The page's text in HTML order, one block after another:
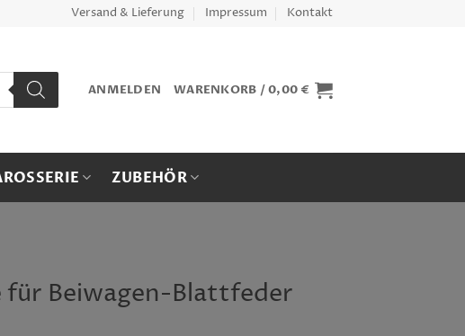
Versand & Lieferung Impressum Kontakt
ANMELDEN WARENKORB /0,00 €
ZUBEHÖR
für Beiwagen-Blattfeder